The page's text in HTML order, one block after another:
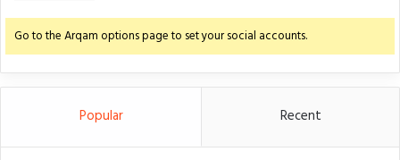
Go to the Arqam options page to set your social accounts.
Popular Recent